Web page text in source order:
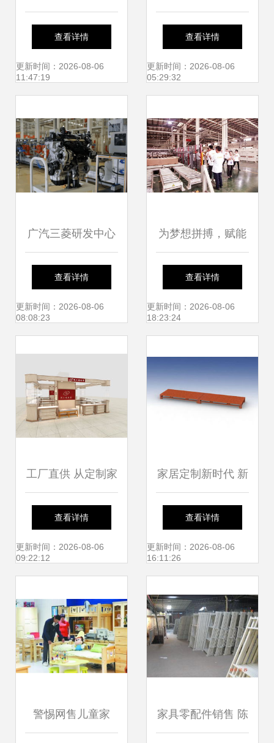
与选购指南 聚焦十
大品牌与零配件销
查看详情
更新时间：2026-08-06
11:47:19
术革新与家具零配
件销售的市场协同
查看详情
更新时间：2026-08-06
05:29:32
广汽三菱研发中心
与零部件产业园开
工及发动机工厂投
同与家具零配件销
售的新视角
查看详情
更新时间：2026-08-06
08:08:23
为梦想拼搏，赋能
共赢未来 —— 冠
美家具集团全国经
班圆满结业
查看详情
更新时间：2026-08-06
18:23:24
工厂直供 从定制家
具到零配件销售的
一站式解决方案
查看详情
更新时间：2026-08-06
09:22:12
家居定制新时代 新
居网如何以创新设
计与直销模式打造
查看详情
更新时间：2026-08-06
16:11:26
警惕网售儿童家 家具零配件销售 陈